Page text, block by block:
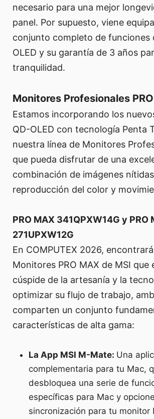
necesario para una mejor
panel. Por supuesto, viene
conjunto completo de funciones
OLED y su garantía de 3 años
tranquilidad.
Monitores Profesionales
Estamos incorporando los
QD-OLED con tecnología Penta
nuestra línea de Monitores
que pueda disfrutar de una
combinación de imágenes
reproducción del color y
PRO MAX 341QPXW14G y PRO
271UPXW12G
En COMPUTEX 2026,
Monitores PRO MAX de MSI que
cúspide de la artesanía y la
optimizar su flujo de trabajo,
comparten un conjunto
características de alta gama:
La App MSI M-Mate: Una
complementaria para tu Mac,
desbloquea una serie de
específicas para Mac y
sincronización para tu monitor